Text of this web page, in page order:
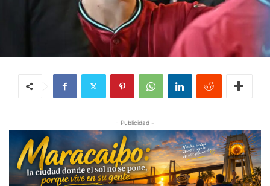
- Publicidad -